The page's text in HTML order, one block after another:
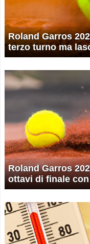
Roland Garros
terzo turno ma
Roland Garros
ottavi di finale